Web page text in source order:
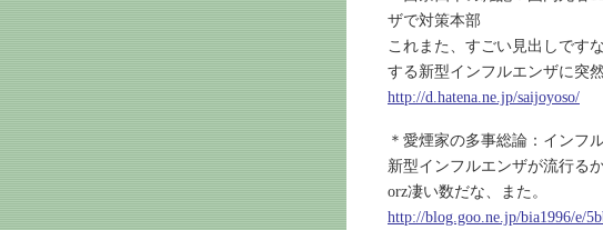
ザで対策本部
これまた、すごい見出しです
する新型インフルエンザに突
http://d.hatena.ne.jp/saijoyoso/
＊愛煙家の多事総論：インフ
新型インフルエンザが流行る
orz凄い数だな、また。
http://blog.goo.ne.jp/bia1996/e/